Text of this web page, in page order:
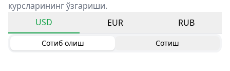
курсларининг ўзгариши.
USD
EUR RUB
Сотиб олиш Сотиш